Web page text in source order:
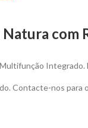
Natura
Contacte-nos